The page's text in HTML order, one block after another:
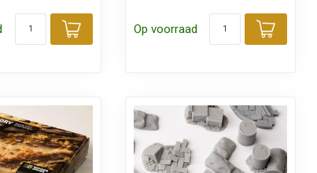
Toevoegen aan winkelwagen
Op voorraad